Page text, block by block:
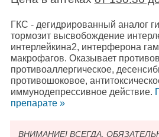
ГКС - дегидрированный аналог
тормозит высвобождение
интерлейкина2, интерферона
макрофагов. Оказывает
противоаллергическое,
противошоковое,
иммунодепрессивное действие.
препарате »
ВНИМАНИЕ! ВСЕГДА,